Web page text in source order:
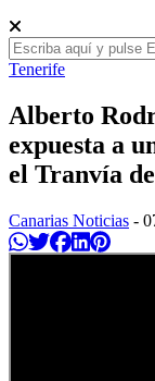
Tenerife
Alberto
expuesta a
el Tranvía
Canarias Noticias -
Compartir en
Twittear
Compartir